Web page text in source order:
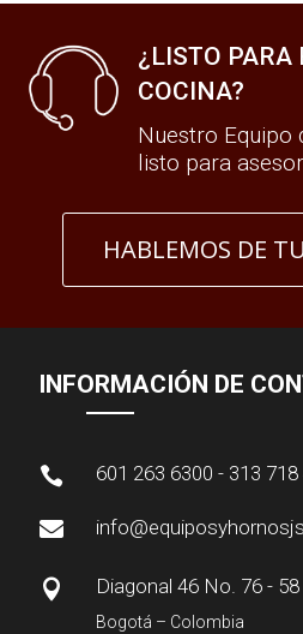
¿LISTO PARA
COCINA?
Nuestro Equipo
listo para
HABLEMOS DE
INFORMACIÓN DE
 601 263 6300 - 313 718

 Diagonal 46 No. 76 - 58
Bogotá – Colombia